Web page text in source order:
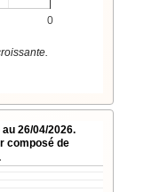
0
26/04/2026.
composé de